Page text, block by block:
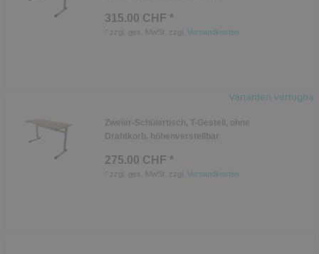
315.00 CHF *
zzgl. ges. MwSt. zzgl. Versandkosten
Varianten verfügbar
Zweier-Schülertisch, T-Gestell, ohne
Drahtkorb, höhenverstellbar
275.00 CHF *
zzgl. ges. MwSt. zzgl. Versandkosten